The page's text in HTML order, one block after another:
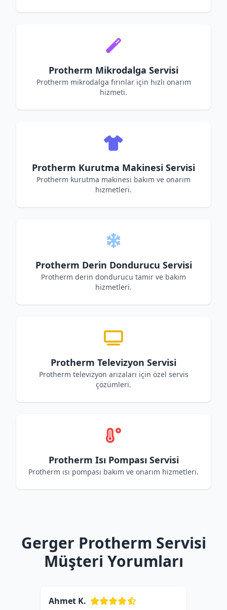
Protherm Mikrodalga Servisi
Protherm mikrodalga fırınlar için hızlı onarım
hizmeti.
Protherm Kurutma Makinesi Servisi
Protherm kurutma makinesi bakım ve onarım
hizmetleri.
Protherm Derin Dondurucu Servisi
Protherm derin dondurucu tamir ve bakım
hizmetleri.
Protherm Televizyon Servisi
Protherm televizyon arızaları için özel servis
çözümleri.
Protherm Isı Pompası Servisi
Protherm ısı pompası bakım ve onarım hizmetleri.
Gerger Protherm Servisi
Müşteri Yorumları
Ahmet K.